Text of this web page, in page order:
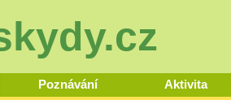
Poznávání Aktivita